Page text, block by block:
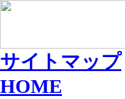
サイトマップ
HOME